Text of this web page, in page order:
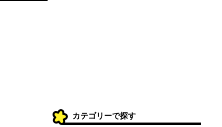
カテゴリーで探す